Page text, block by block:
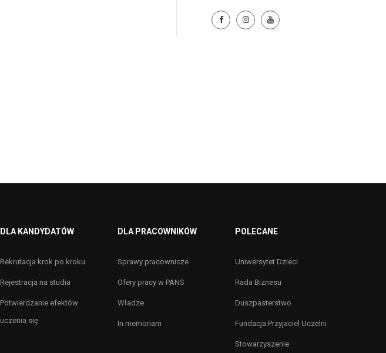
DLA KANDYDATÓW
Rekrutacja krok po kroku
Rejestracja na studia
Potwierdzanie efektów
uczenia się
DLA PRACOWNIKÓW
Sprawy pracownicze
Ofery pracy w PANS
Władze
In memoriam
POLECANE
Uniwersytet Dzieci
Rada Biznesu
Duszpasterstwo
Fundacja Przyjaciel Uczelni
Stowarzyszenie